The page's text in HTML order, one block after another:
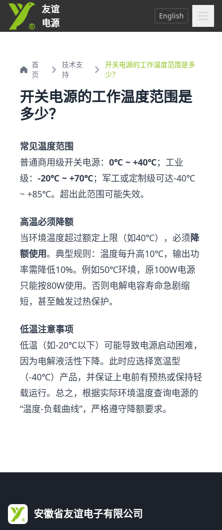
友谊
电源
English
首
页
技术支
持
开关电源的工作温度范围是多
少？
开关电源的工作温度范围是
多少？
常见温度范围
普通商用级开关电源： 0℃ ~ +40℃；工业
级： -20℃ ~ +70℃；军工或定制级可达-40℃
~ +85℃。超出此范围可能失效。
高温必须降额
当环境温度超过额定上限（如40℃），必须降
额使用。典型规则：温度每升高10℃，输出功
率需降低10%。例如50℃环境，原100W电源
只能按80W使用。否则电解电容寿命急剧缩
短，甚至触发过热保护。
低温注意事项
低温（如-20℃以下）可能导致电源启动困难，
因为电解液活性下降。此时应选择宽温型
（-40℃）产品，并保证上电前有预热或保持轻
载运行。总之，根据实际环境温度查询电源的
“温度-负载曲线”，严格遵守降额要求。
安徽省友谊电子有限公司